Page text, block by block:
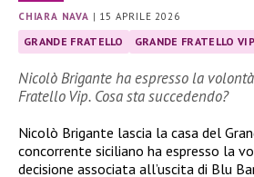
CHIARA NAVA | 15 APRILE 2026
GRANDE FRATELLO GRANDE FRATELLO VIP
Nicolò Brigante ha espresso la
Fratello Vip. Cosa sta succedendo?
Nicolò Brigante lascia la casa del
concorrente siciliano ha espresso la
decisione associata all’uscita di Blu